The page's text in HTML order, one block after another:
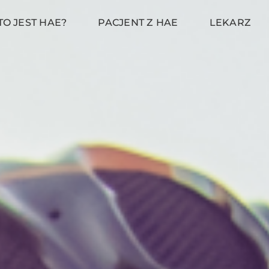
JEST HAE? PACJENT Z HAE LEKARZ